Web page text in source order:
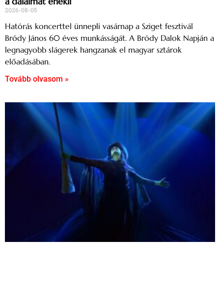
2026-08-05
Hatórás koncerttel ünnepli vasárnap a Sziget fesztivál
Bródy János 60 éves munkásságát. A Bródy Dalok Napján a
legnagyobb slágerek hangzanak el magyar sztárok
előadásában.
Tovább olvasom »